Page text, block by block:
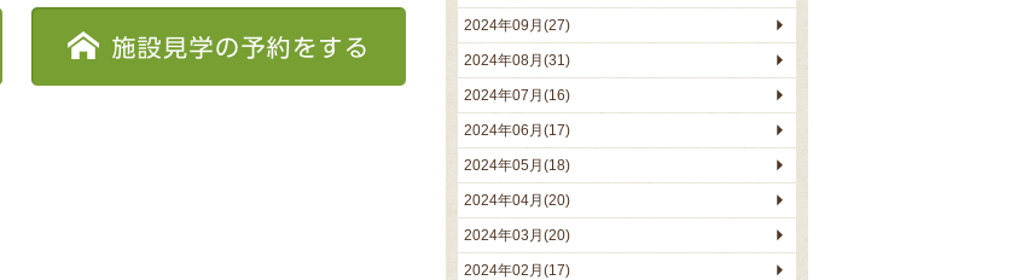
2024年09月(27)
2024年08月(31)
2024年07月(16)
2024年06月(17)
2024年05月(18)
2024年04月(20)
2024年03月(20)
2024年02月(17)